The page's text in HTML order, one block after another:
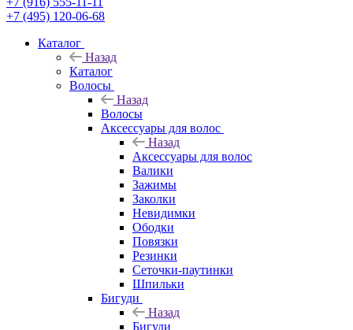
+7 (495) 120-06-68
Каталог
Назад
Каталог
Волосы
Назад
Волосы
Аксессуары для волос
Назад
Аксессуары для волос
Валики
Зажимы
Заколки
Невидимки
Ободки
Повязки
Резинки
Сеточки-паутинки
Шпильки
Бигуди
Назад
Бигуди